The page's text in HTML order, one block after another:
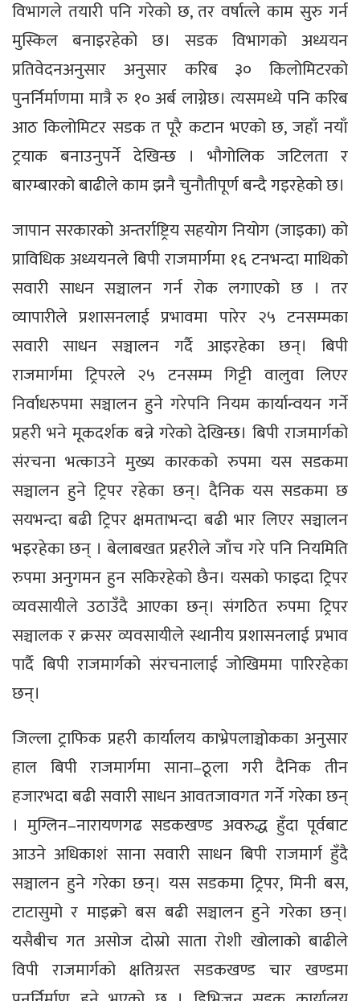
विभागले तयारी पनि गरेको छ, तर वर्षात्ले काम सुरु गर्न
मुस्किल बनाइरहेको छ। सडक विभागको अध्ययन
प्रतिवेदनअनुसार अनुसार करिब ३० किलोमिटरको
पुनर्निर्माणमा मात्रै रु १० अर्ब लाग्नेछ। त्यसमध्ये पनि करिब
आठ किलोमिटर सडक त पूरै कटान भएको छ, जहाँ नयाँ
ट्रयाक बनाउनुपर्ने देखिन्छ । भौगोलिक जटिलता र
बारम्बारको बाढीले काम झनै चुनौतीपूर्ण बन्दै गइरहेको छ।
जापान सरकारको अन्तर्राष्ट्रिय सहयोग नियोग (जाइका) को
प्राविधिक अध्ययनले बिपी राजमार्गमा १६ टनभन्दा माथिको
सवारी साधन सञ्चालन गर्न रोक लगाएको छ । तर
व्यापारीले प्रशासनलाई प्रभावमा पारेर २५ टनसम्मका
सवारी साधन सञ्चालन गर्दै आइरहेका छन्। बिपी
राजमार्गमा ट्रिपरले २५ टनसम्म गिट्टी वालुवा लिएर
निर्वाधरुपमा सञ्चालन हुने गरेपनि नियम कार्यान्वयन गर्ने
प्रहरी भने मूकदर्शक बन्ने गरेको देखिन्छ। बिपी राजमार्गको
संरचना भत्काउने मुख्य कारकको रुपमा यस सडकमा
सञ्चालन हुने ट्रिपर रहेका छन्। दैनिक यस सडकमा छ
सयभन्दा बढी ट्रिपर क्षमताभन्दा बढी भार लिएर सञ्चालन
भइरहेका छन् । बेलाबखत प्रहरीले जाँच गरे पनि नियमिति
रुपमा अनुगमन हुन सकिरहेको छैन। यसको फाइदा ट्रिपर
व्यवसायीले उठाउँदै आएका छन्। संगठित रुपमा ट्रिपर
सञ्चालक र क्रसर व्यवसायीले स्थानीय प्रशासनलाई प्रभाव
पार्दै बिपी राजमार्गको संरचनालाई जोखिममा पारिरहेका
छन्।
जिल्ला ट्राफिक प्रहरी कार्यालय काभ्रेपलाञ्चोकका अनुसार
हाल बिपी राजमार्गमा साना–ठूला गरी दैनिक तीन
हजारभदा बढी सवारी साधन आवतजावगत गर्ने गरेका छन्
। मुग्लिन–नारायणगढ सडकखण्ड अवरुद्ध हुँदा पूर्वबाट
आउने अधिकाशं साना सवारी साधन बिपी राजमार्ग हुँदै
सञ्चालन हुने गरेका छन्। यस सडकमा ट्रिपर, मिनी बस,
टाटासुमो र माइक्रो बस बढी सञ्चालन हुने गरेका छन्।
यसैबीच गत असोज दोस्रो साता रोशी खोलाको बाढीले
विपी राजमार्गको क्षतिग्रस्त सडकखण्ड चार खण्डमा